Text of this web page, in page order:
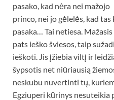
pasako, kad nėra nei mažojo
princo, nei jo gėlelės, kad
pasaka… Tai netiesa.
pats ieško šviesos, taip
ieškoti. Jis įžiebia viltį ir
šypsotis net niūriausią
neskubu nuvertinti tų,
Egziuperi kūrinys nesuteikia